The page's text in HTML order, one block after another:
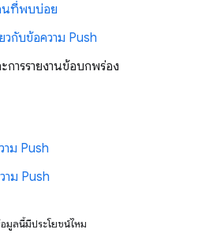
นที่พบบ่อย
กับข้อความ Push
ารรายงานข้อบกพร่อง
าม Push
าม Push
มูลนี้มีประโยชน์ไหม